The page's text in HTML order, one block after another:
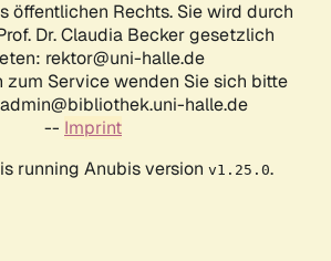
öffentlichen Rechts. Sie wird durch
Dr. Claudia Becker gesetzlich
rektor@uni-halle.de
zum Service wenden Sie sich bitte
halle.de
-- Imprint
running Anubis version v1.25.0.